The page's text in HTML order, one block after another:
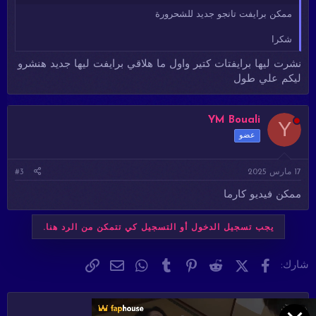
ممكن برايفت تانجو جديد للشحرورة
شكرا
نشرت ليها برايفتات كتير واول ما هلاقي برايفت ليها جديد هنشرو
ليكم علي طول
Y
YM Bouali
عضو
17 مارس 2025 #3
ممكن فيديو كارما
يجب تسجيل الدخول أو التسجيل كي تتمكن من الرد هنا.
شارك: فيسبوكX (Twitter)
Reddit
Pinterest
Tumblr
WhatsAppالبريد الإلكتروني
طلبات الأعضاء (أفلام والبومات )